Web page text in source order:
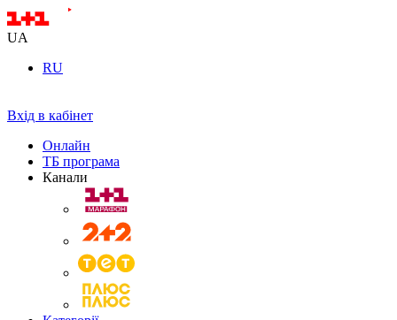
UA
RU
Вхід в кабінет
Онлайн
ТБ програма
Канали